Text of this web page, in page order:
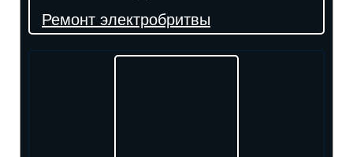
Ремонт электробритвы